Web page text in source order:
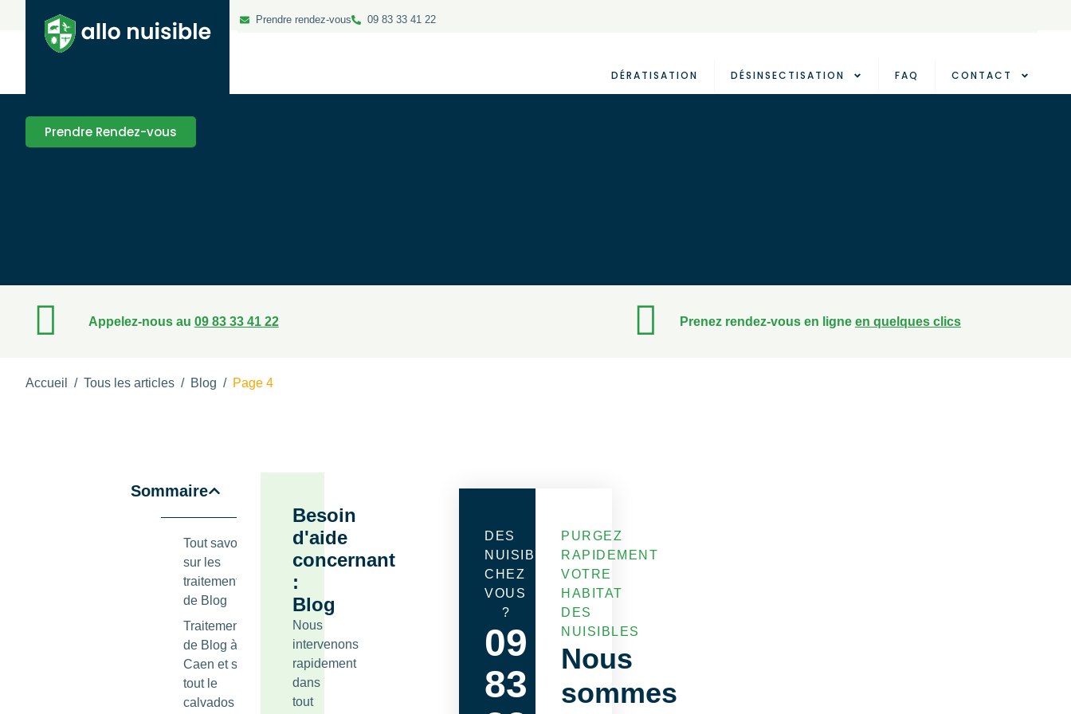
Prendre rendez-vous 09 83 33 41 22
DÉRATISATION DÉSINSECTISATION FAQ CONTACT
Prendre Rendez-vous
Appelez-nous au 09 83 33 41 22 Prenez rendez-vous en ligne en quelques clics
Accueil / Tous les articles / Blog / Page 4
Sommaire
Tout savoir
sur les
traitements
de Blog
Traitements
de Blog à
Caen et sur
tout le
calvados
Besoin
d'aide
concernant
:
Blog
Nous
intervenons
rapidement
dans
tout
DES
NUISIBLES
CHEZ
VOUS
?
09
83
PURGEZ
RAPIDEMENT
VOTRE
HABITAT
DES
NUISIBLES
Nous
sommes